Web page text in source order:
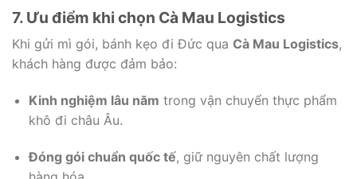
7. Ưu điểm khi chọn Cà Mau Logistics
Khi gửi mì gói, bánh kẹo đi Đức qua Cà Mau Logistics,
khách hàng được đảm bảo:
Kinh nghiệm lâu năm trong vận chuyển thực phẩm
khô đi châu Âu.
Đóng gói chuẩn quốc tế, giữ nguyên chất lượng